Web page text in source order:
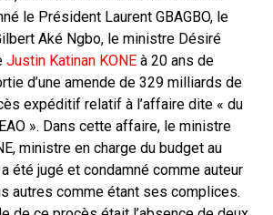
le Président Laurent GBAGBO, le
Aké Ngbo, le ministre Désiré
Justin Katinan KONEà 20 ans de
d’une amende de 329 milliards de
expéditif relatif à l’affaire dite « du
». Dans cette affaire, le ministre
ministre en charge du budget au
été jugé et condamné comme auteur
autres comme étant ses complices.